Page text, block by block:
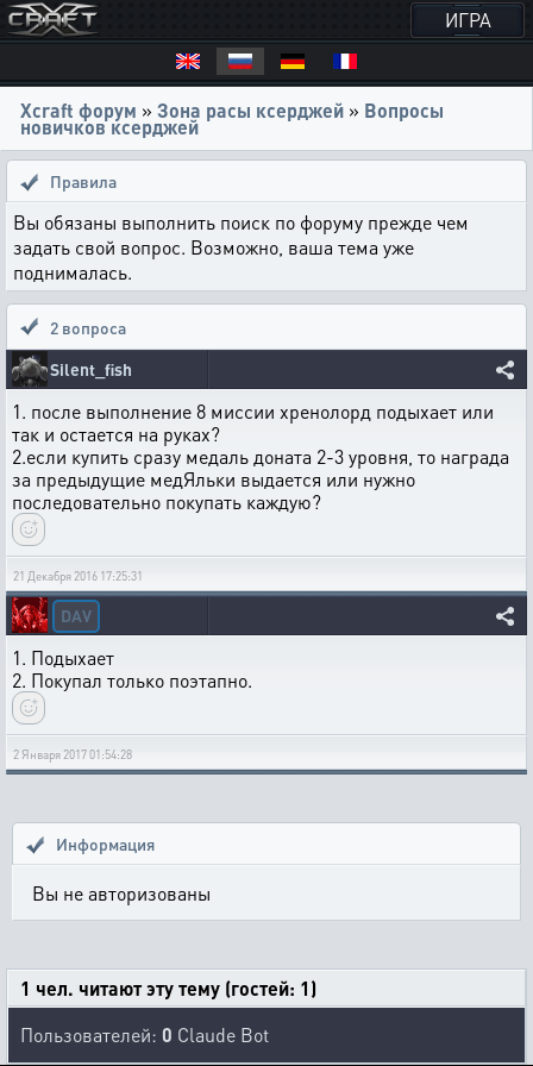
ИГРА
Xcraft форум » Зона расы ксерджей » Вопросы
новичков ксерджей
Правила
Вы обязаны выполнить поиск по форуму прежде чем
задать свой вопрос. Возможно, ваша тема уже
поднималась.
2 вопроса
Silent_fish
1. после выполнение 8 миссии хренолорд подыхает или
так и остается на руках?
2.если купить сразу медаль доната 2-3 уровня, то награда
за предыдущие медЯльки выдается или нужно
последовательно покупать каждую?
21 Декабря 2016 17:25:31
DAV
1. Подыхает
2. Покупал только поэтапно.
2 Января 2017 01:54:28
Информация
Вы не авторизованы
1 чел. читают эту тему (гостей: 1)
Пользователей: 0 Claude Bot